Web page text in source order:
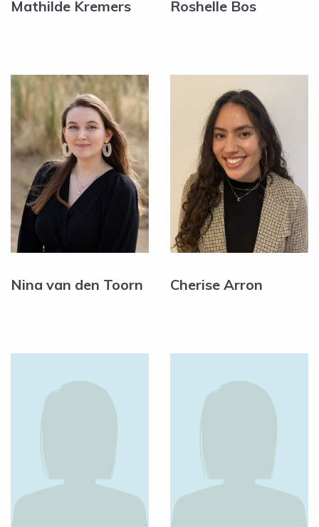
Mathilde Kremers Roshelle Bos
Nina van den Toorn Cherise Arron